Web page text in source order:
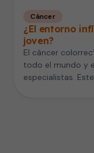
Cáncer
¿El entorno
joven?
El cáncer
todo el mundo y
especialistas.